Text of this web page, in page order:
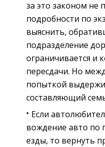
за это законом не
подробности по
выяснить,
подразделение
ограничивается и
пересдачи. Но
попыткой
составляющий
Если
вождение авто по
езды, то вернуть